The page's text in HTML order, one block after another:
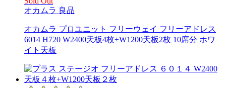
オカムラ 良品
オカムラ プロユニット フリーウェイ フリーアドレス
6014 H720 W2400天板4枚+W1200天板2枚 10席分 ホワ
イト天板